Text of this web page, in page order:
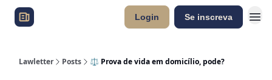
Login Se inscreva
Lawletter Posts ⚖️ Prova de vida em domicílio, pode?